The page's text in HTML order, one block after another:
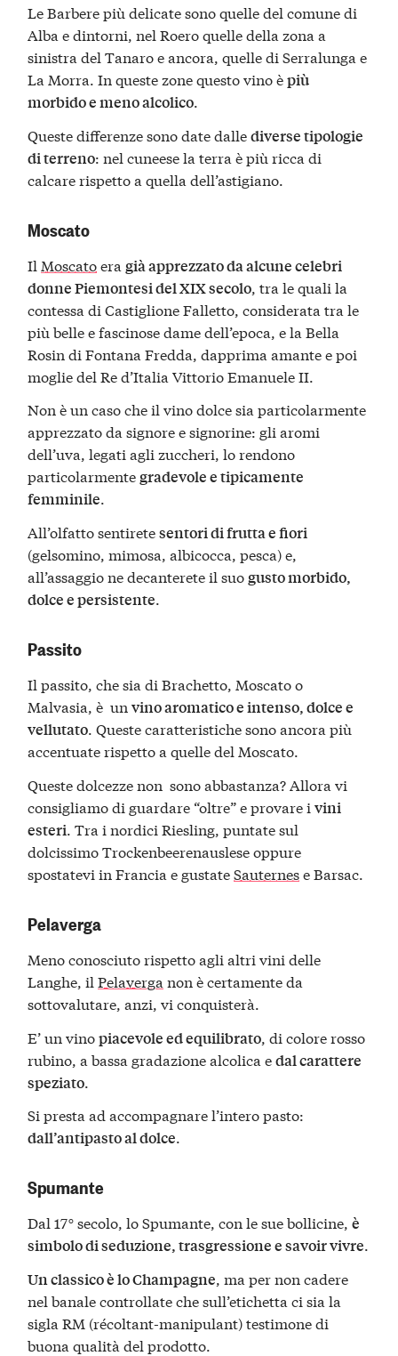
Le Barbere più delicate sono quelle del comune di
Alba e dintorni, nel Roero quelle della zona a
sinistra del Tanaro e ancora, quelle di Serralunga e
La Morra. In queste zone questo vino èpiù
morbido e meno alcolico.
Queste differenze sono date dallediverse tipologie
di terreno: nel cuneese la terra è più ricca di
calcare rispetto a quella dell’astigiano.
Moscato
Il Moscatoeragià apprezzato da alcune celebri
donne Piemontesi del XIX secolo, tra le quali la
contessa di Castiglione Falletto, considerata tra le
più belle e fascinose dame dell’epoca, e la Bella
Rosin di Fontana Fredda, dapprima amante e poi
moglie del Re d’Italia Vittorio Emanuele II.
Non è un caso che il vino dolce sia particolarmente
apprezzato da signore e signorine: gli aromi
dell’uva, legati agli zuccheri, lo rendono
particolarmentegradevole e tipicamente
femminile.
All’olfatto sentiretesentori di frutta e fiori
(gelsomino, mimosa, albicocca, pesca) e,
all’assaggio ne decanterete il suogusto morbido,
dolce e persistente.
Passito
Il passito, che sia di Brachetto, Moscato o
Malvasia, è unvino aromatico e intenso, dolce e
vellutato. Queste caratteristiche sono ancora più
accentuate rispetto a quelle del Moscato.
Queste dolcezze non sono abbastanza? Allora vi
consigliamo di guardare “oltre” e provare ivini
esteri. Tra i nordici Riesling, puntate sul
dolcissimo Trockenbeerenauslese oppure
spostatevi in Francia e gustateSauternese Barsac.
Pelaverga
Meno conosciuto rispetto agli altri vini delle
Langhe, ilPelaverga non è certamente da
sottovalutare, anzi, vi conquisterà.
E’ un vinopiacevole ed equilibrato , di colore rosso
rubino, a bassa gradazione alcolica edal carattere
speziato
Si presta ad accompagnare l’intero pasto:
dall’antipasto al dolce.
Spumante
Dal 17° secolo, lo Spumante, con le sue bollicine,è
simbolo di seduzione, trasgressione e savoir vivre.
Un classico è lo Champagne, ma per non cadere
nel banale controllate che sull’etichetta ci sia la
sigla RM (récoltant-manipulant) testimone di
buona qualità del prodotto.